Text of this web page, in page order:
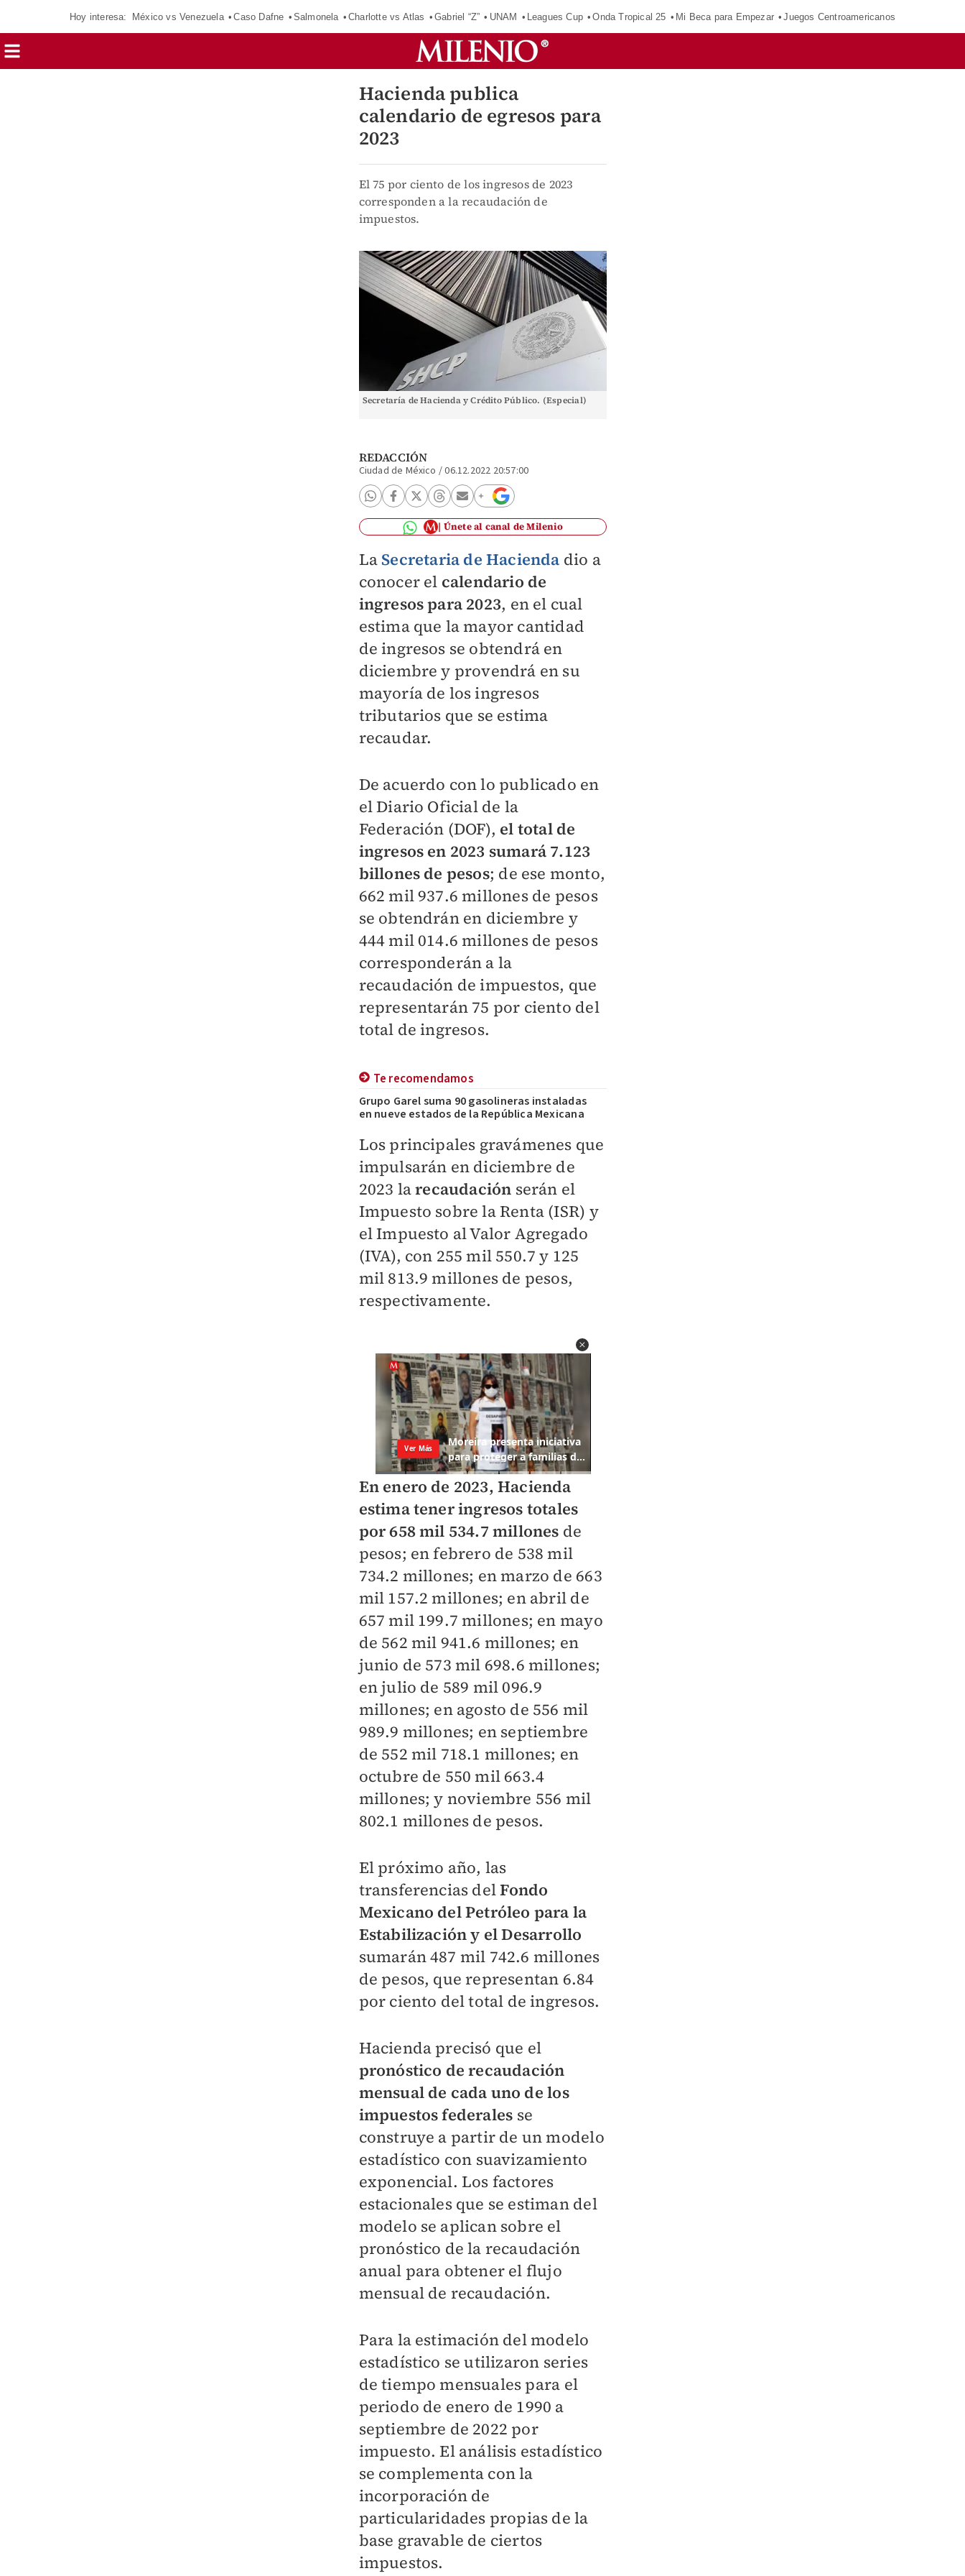
Hoy interesa: México vs Venezuela Caso Dafne Salmonela Charlotte vs Atlas Gabriel “Z” UNAM Leagues Cup Onda Tropical 25 Mi Beca para Empezar Juegos Centroamericanos
Hacienda publica
calendario de egresos para
2023
El 75 por ciento de los ingresos de 2023
corresponden a la recaudación de
impuestos.
Secretaría de Hacienda y Crédito Público. (Especial)
REDACCIÓN
Ciudad de México /06.12.2022 20:57:00
Únete al canal de Milenio
La Secretaria de Hacienda dio a
conocer el calendario de
ingresos para 2023, en el cual
estima que la mayor cantidad
de ingresos se obtendrá en
diciembre y provendrá en su
mayoría de los ingresos
tributarios que se estima
recaudar.
De acuerdo con lo publicado en
el Diario Oficial de la
Federación (DOF), el total de
ingresos en 2023 sumará 7.123
billones de pesos; de ese monto,
662 mil 937.6 millones de pesos
se obtendrán en diciembre y
444 mil 014.6 millones de pesos
corresponderán a la
recaudación de impuestos, que
representarán 75 por ciento del
total de ingresos.
Te recomendamos
Grupo Garel suma 90 gasolineras instaladas
en nueve estados de la República Mexicana
Los principales gravámenes que
impulsarán en diciembre de
2023 larecaudación serán el
Impuesto sobre la Renta (ISR) y
el Impuesto al Valor Agregado
(IVA), con 255 mil 550.7 y 125
mil 813.9 millones de pesos,
respectivamente.
En enero de 2023, Hacienda
estima tener ingresos totales
por 658 mil 534.7 millones de
pesos; en febrero de 538 mil
734.2 millones; en marzo de 663
mil 157.2 millones; en abril de
657 mil 199.7 millones; en mayo
de 562 mil 941.6 millones; en
junio de 573 mil 698.6 millones;
en julio de 589 mil 096.9
millones; en agosto de 556 mil
989.9 millones; en septiembre
de 552 mil 718.1 millones; en
octubre de 550 mil 663.4
millones; y noviembre 556 mil
802.1 millones de pesos.
El próximo año, las
transferencias delFondo
Mexicano del Petróleo para la
Estabilización y el Desarrollo
sumarán 487 mil 742.6 millones
de pesos, que representan 6.84
por ciento del total de ingresos.
Hacienda precisó que el
pronóstico de recaudación
mensual de cada uno de los
impuestos federales se
construye a partir de un modelo
estadístico con suavizamiento
exponencial. Los factores
estacionales que se estiman del
modelo se aplican sobre el
pronóstico de la recaudación
anual para obtener el flujo
mensual de recaudación.
Para la estimación del modelo
estadístico se utilizaron series
de tiempo mensuales para el
periodo de enero de 1990 a
septiembre de 2022 por
impuesto. El análisis estadístico
se complementa con la
incorporación de
particularidades propias de la
base gravable de ciertos
impuestos.